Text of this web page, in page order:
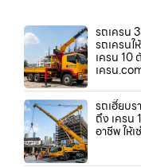
รถเครน
รถเครนใ
เครน 10
เครน
รถเฮี๊ยบร
ถึง เครน
อาชีพ ให้